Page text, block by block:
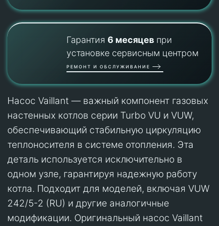
Гарантия 6 месяцевпри
установке сервисным центром
РЕМОНТ И ОБСЛУЖИВАНИЕ
Насос Vaillant — важный компонент газовых
настенных котлов серии Turbo VU и VUW,
обеспечивающий стабильную циркуляцию
теплоносителя в системе отопления. Эта
деталь используется исключительно в
одном узле, гарантируя надежную работу
котла. Подходит для моделей, включая VUW
242/5-2 (RU) и другие аналогичные
модификации. Оригинальный насос Vaillant